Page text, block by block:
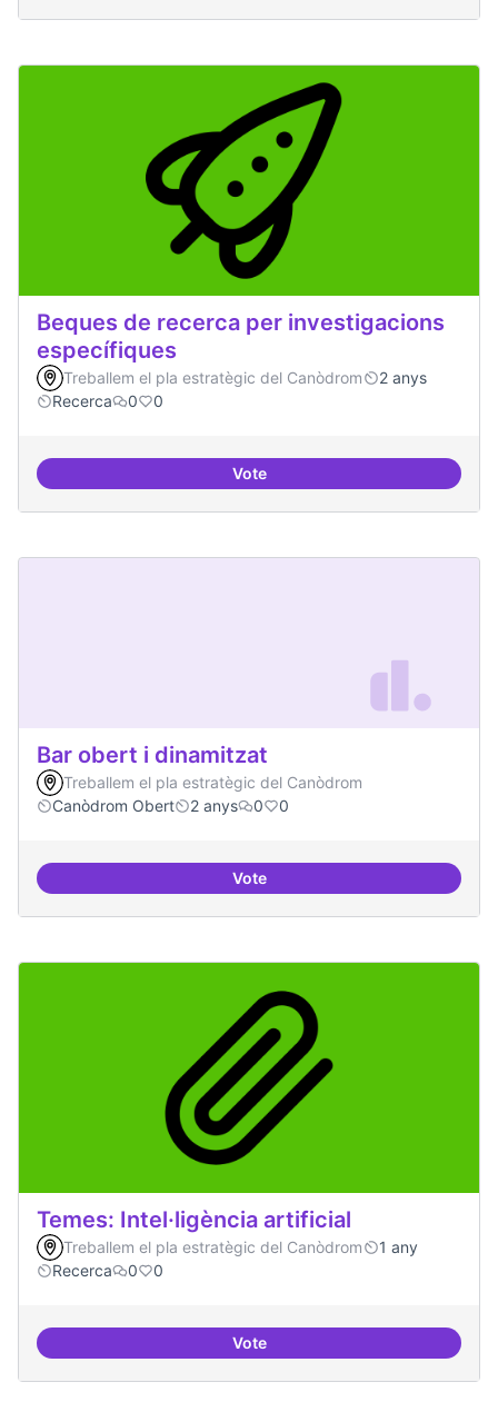
Beques de recerca per investigacions
específiques
Treballem el pla estratègic del Canòdrom
2 anys
Recerca
0 0
VoteBeques de recerca per
Bar obert i dinamitzat
Treballem el pla estratègic del Canòdrom
Canòdrom Obert
2 anys 0 0
VoteBar obert i dinamitzat
Temes: Intel·ligència artificial
Treballem el pla estratègic del Canòdrom
1 any
Recerca
0 0
VoteTemes: Intel·ligència artificial